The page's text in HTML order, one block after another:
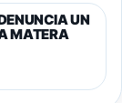
UN
MATERA